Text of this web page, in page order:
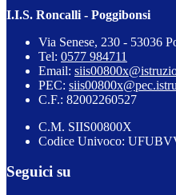
I.I.S. Roncalli - Poggibonsi
Via Senese, 230 - 53036
Tel: 0577 984711
Email:
PEC:
C.F.: 82002260527
C.M. SIIS00800X
Codice Univoco:
Seguici su